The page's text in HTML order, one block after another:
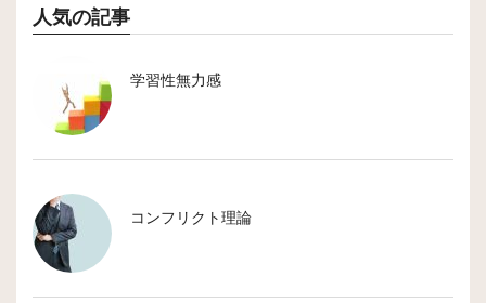
目標が複数ある場合には、それぞれの目標を的確に評価し力の配
あらかじめ決められた明確な空間と時間の範囲の中に制限され
る。
3.未確定の活動である
4.非生産的活動である
財産も富も、いかなる種類の新たな要素もつくり出さない。
5.規則のある活動である
非現実的であるという明白な意識を伴う。
（カイヨワ／多田道太郎・塚崎幹夫訳「遊びと人間」講談社よ
人気の記事
学習性無力感
コンフリクト理論